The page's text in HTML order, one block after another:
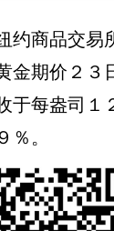
商品交易
金期价２３
于每盎司１
。